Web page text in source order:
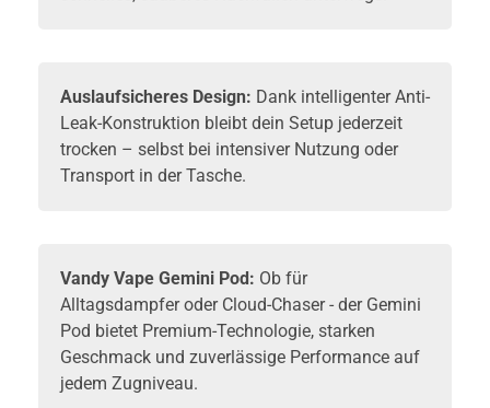
Auslaufsicheres Design: Dank intelligenter Anti-
Leak-Konstruktion bleibt dein Setup jederzeit
trocken – selbst bei intensiver Nutzung oder
Transport in der Tasche.
Vandy Vape Gemini Pod: Ob für
Alltagsdampfer oder Cloud-Chaser - der Gemini
Pod bietet Premium-Technologie, starken
Geschmack und zuverlässige Performance auf
jedem Zugniveau.